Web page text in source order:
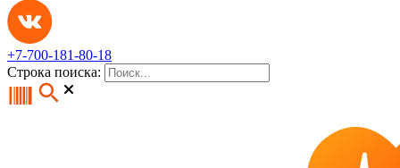
+7-700-181-80-18
Строка поиска: